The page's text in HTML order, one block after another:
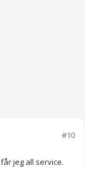
#10
jeg all service.